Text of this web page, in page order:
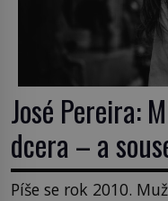
José Pereira:
dcera – a
Píše se rok 2010.